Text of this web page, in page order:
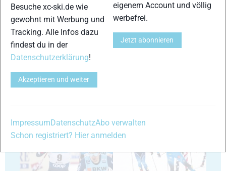
24
Besuche xc-ski.de wie
gewohnt mit Werbung und
Tracking. Alle Infos dazu
findest du in der
Datenschutzerklärung!
Akzeptieren und weiter
eigenem Account und völlig
werbefrei.
Jetzt abonnieren
ImpressumDatenschutzAbo verwalten
Schon registriert? Hier anmelden